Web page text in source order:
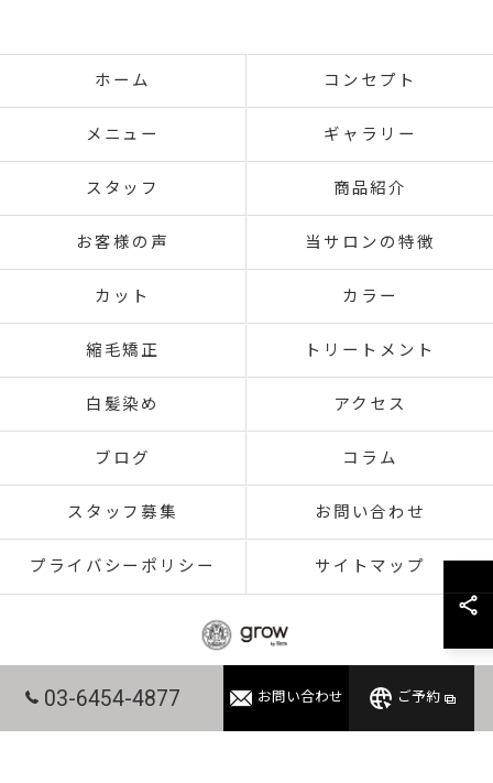
03-6454-4877 お問い合わせ ご予約
ホーム コンセプト
メニュー ギャラリー
スタッフ 商品紹介
お客様の声 当サロンの特徴
カット カラー
縮毛矯正 トリートメント
白髪染め アクセス
ブログ コラム
スタッフ募集 お問い合わせ
プライバシーポリシー サイトマップ
© 2026 東京都赤羽の美容室ならgrow 赤羽 ALL RIGHTS RESERVED.